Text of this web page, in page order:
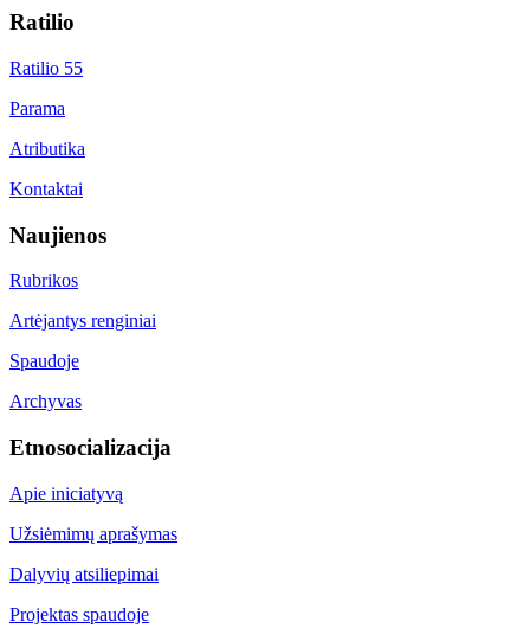
Ratilio
Ratilio 55
Parama
Atributika
Kontaktai
Naujienos
Rubrikos
Artėjantys renginiai
Spaudoje
Archyvas
Etnosocializacija
Apie iniciatyvą
Užsiėmimų aprašymas
Dalyvių atsiliepimai
Projektas spaudoje